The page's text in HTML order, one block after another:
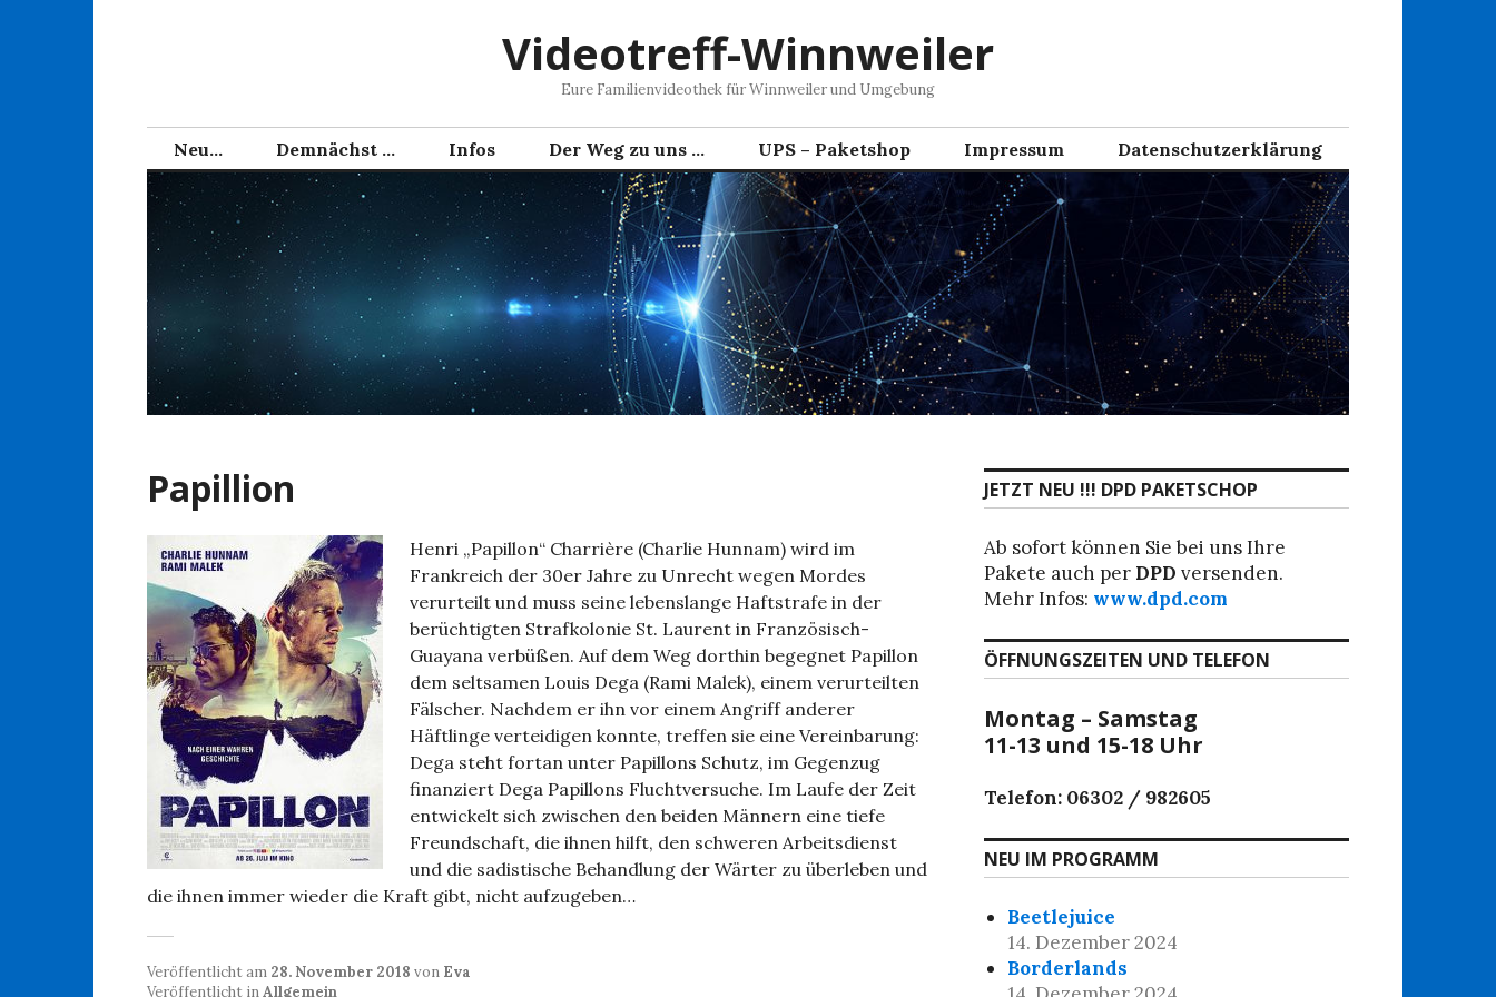
Videotreff-Winnweiler
Eure Familienvideothek für Winnweiler und Umgebung
Neu… Demnächst … Infos Der Weg zu uns … UPS – Paketshop Impressum Datenschutzerklärung
Papillion
Henri „Papillon“ Charrière (Charlie Hunnam) wird im
Frankreich der 30er Jahre zu Unrecht wegen Mordes
verurteilt und muss seine lebenslange Haftstrafe in der
berüchtigten Strafkolonie St. Laurent in Französisch-
Guayana verbüßen. Auf dem Weg dorthin begegnet Papillon
dem seltsamen Louis Dega (Rami Malek), einem verurteilten
Fälscher. Nachdem er ihn vor einem Angriff anderer
Häftlinge verteidigen konnte, treffen sie eine Vereinbarung:
Dega steht fortan unter Papillons Schutz, im Gegenzug
finanziert Dega Papillons Fluchtversuche. Im Laufe der Zeit
entwickelt sich zwischen den beiden Männern eine tiefe
Freundschaft, die ihnen hilft, den schweren Arbeitsdienst
und die sadistische Behandlung der Wärter zu überleben und
die ihnen immer wieder die Kraft gibt, nicht aufzugeben…
Veröffentlicht am 28. November 2018 von Eva
Veröffentlicht inAllgemein
JETZT NEU !!! DPD PAKETSCHOP
Ab sofort können Sie bei uns Ihre
Pakete auch per DPD versenden.
Mehr Infos: www.dpd.com
ÖFFNUNGSZEITEN UND TELEFON
Montag – Samstag
11-13 und 15-18 Uhr
Telefon: 06302 / 982605
NEU IM PROGRAMM
Beetlejuice
14. Dezember 2024
Borderlands